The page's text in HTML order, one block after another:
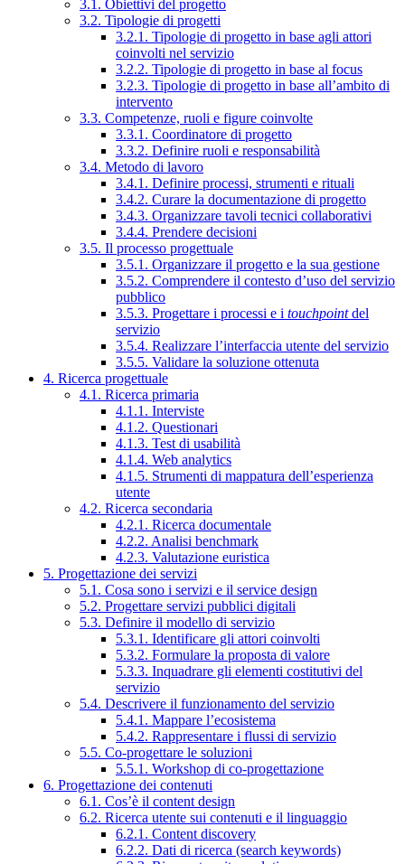
3.1. Obiettivi del progetto
3.2. Tipologie di progetti
3.2.1. Tipologie di progetto in base agli attori
coinvolti nel servizio
3.2.2. Tipologie di progetto in base al focus
3.2.3. Tipologie di progetto in base all’ambito di
intervento
3.3. Competenze, ruoli e figure coinvolte
3.3.1. Coordinatore di progetto
3.3.2. Definire ruoli e responsabilità
3.4. Metodo di lavoro
3.4.1. Definire processi, strumenti e rituali
3.4.2. Curare la documentazione di progetto
3.4.3. Organizzare tavoli tecnici collaborativi
3.4.4. Prendere decisioni
3.5. Il processo progettuale
3.5.1. Organizzare il progetto e la sua gestione
3.5.2. Comprendere il contesto d’uso del servizio
pubblico
3.5.3. Progettare i processi e i touchpointdel
servizio
3.5.4. Realizzare l’interfaccia utente del servizio
3.5.5. Validare la soluzione ottenuta
4. Ricerca progettuale
4.1. Ricerca primaria
4.1.1. Interviste
4.1.2. Questionari
4.1.3. Test di usabilità
4.1.4. Web analytics
4.1.5. Strumenti di mappatura dell’esperienza
utente
4.2. Ricerca secondaria
4.2.1. Ricerca documentale
4.2.2. Analisi benchmark
4.2.3. Valutazione euristica
5. Progettazione dei servizi
5.1. Cosa sono i servizi e il service design
5.2. Progettare servizi pubblici digitali
5.3. Definire il modello di servizio
5.3.1. Identificare gli attori coinvolti
5.3.2. Formulare la proposta di valore
5.3.3. Inquadrare gli elementi costitutivi del
servizio
5.4. Descrivere il funzionamento del servizio
5.4.1. Mappare l’ecosistema
5.4.2. Rappresentare i flussi di servizio
5.5. Co-progettare le soluzioni
5.5.1. Workshop di co-progettazione
6. Progettazione dei contenuti
6.1. Cos’è il content design
6.2. Ricerca utente sui contenuti e il linguaggio
6.2.1. Content discovery
6.2.2. Dati di ricerca (search keywords)